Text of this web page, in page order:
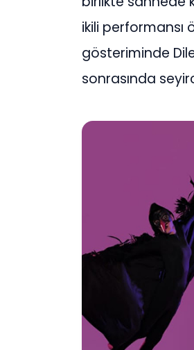
ikili performansı
gösteriminde
sonrasında